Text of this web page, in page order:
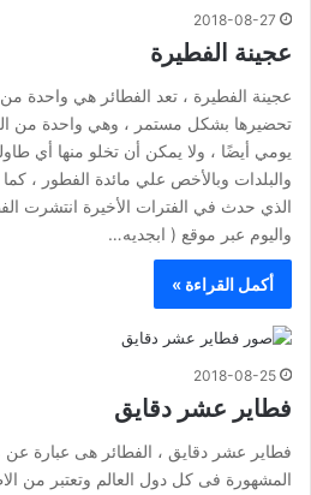
2018-08-27
عجينة الفطيرة
عجينة الفطيرة ، تعد الفطائر هي واحدة من
تحضيرها بشكل مستمر ، وهي واحدة من
يومي أيضًا ، ولا يمكن أن تخلو منها أي
والبلدات وبالأخص علي مائدة الفطور ، كما
الذي حدث في الفترات الأخيرة انتشرت
واليوم عبر موقع ( ابجديه…
أكمل القراءة »
2018-08-25
فطاير عشر دقايق
فطاير عشر دقايق ، الفطائر هى عبارة
المشهورة فى كل دول العالم وتعتبر من